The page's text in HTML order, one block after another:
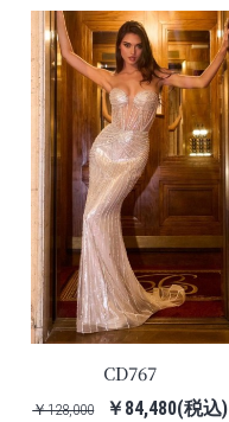
CD767
￥128,000 ￥84,480(税込)